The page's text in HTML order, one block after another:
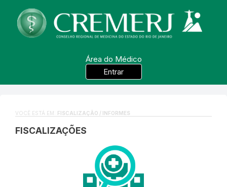
Área do Médico
Entrar
VOCÊ ESTÁ EM: FISCALIZAÇÃO / INFORMES
FISCALIZAÇÕES